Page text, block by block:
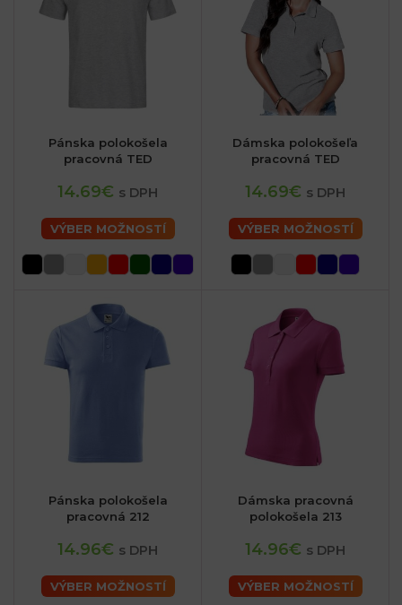
Pánska polokošela
pracovná TED
14.69€ s DPH
VÝBER MOŽNOSTÍ
Dámska polokošeľa
pracovná TED
14.69€ s DPH
VÝBER MOŽNOSTÍ
Pánska polokošela
pracovná 212
14.96€ s DPH
VÝBER MOŽNOSTÍ
Dámska pracovná
polokošela 213
14.96€ s DPH
VÝBER MOŽNOSTÍ